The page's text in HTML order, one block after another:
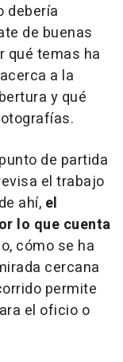
debería
de buenas
qué temas ha
a la
y qué
de partida
el trabajo
ahí, el
lo que cuenta
cómo se ha
cercana
permite
el oficio o